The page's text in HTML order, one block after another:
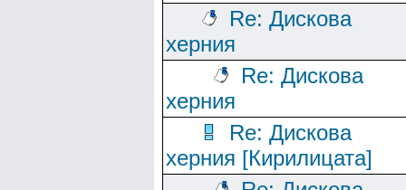
Re: Дискова
херния
Re: Дискова
херния
Re: Дискова
херния [Кирилицата]